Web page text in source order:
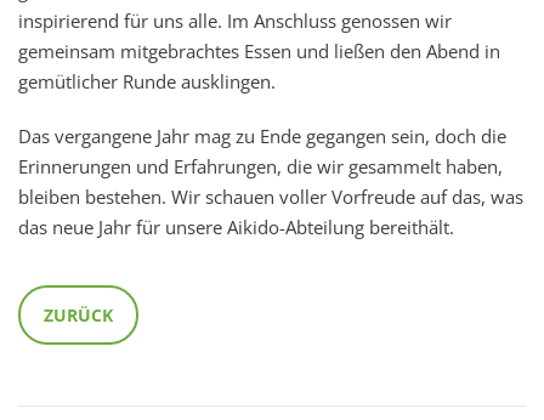
inspirierend für uns alle. Im Anschluss genossen wir
gemeinsam mitgebrachtes Essen und ließen den Abend in
gemütlicher Runde ausklingen.
Das vergangene Jahr mag zu Ende gegangen sein, doch die
Erinnerungen und Erfahrungen, die wir gesammelt haben,
bleiben bestehen. Wir schauen voller Vorfreude auf das, was
das neue Jahr für unsere Aikido-Abteilung bereithält.
ZURÜCK